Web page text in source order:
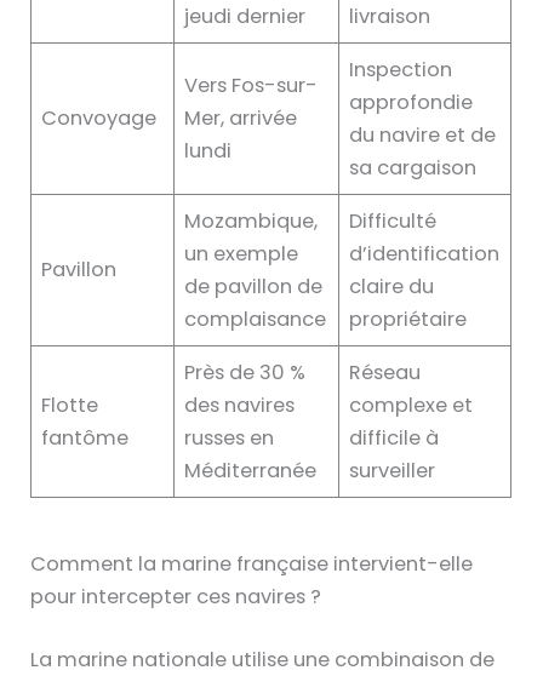
jeudi dernier
livraison
Convoyage
Vers Fos-sur-
Mer, arrivée
lundi
Inspection
approfondie
du navire et de
sa cargaison
Pavillon
Mozambique,
un exemple
de pavillon de
complaisance
Difficulté
d’identification
claire du
propriétaire
Flotte
fantôme
Près de 30 %
des navires
russes en
Méditerranée
Réseau
complexe et
difficile à
surveiller
Comment la marine française intervient-elle
pour intercepter ces navires ?
La marine nationale utilise une combinaison de